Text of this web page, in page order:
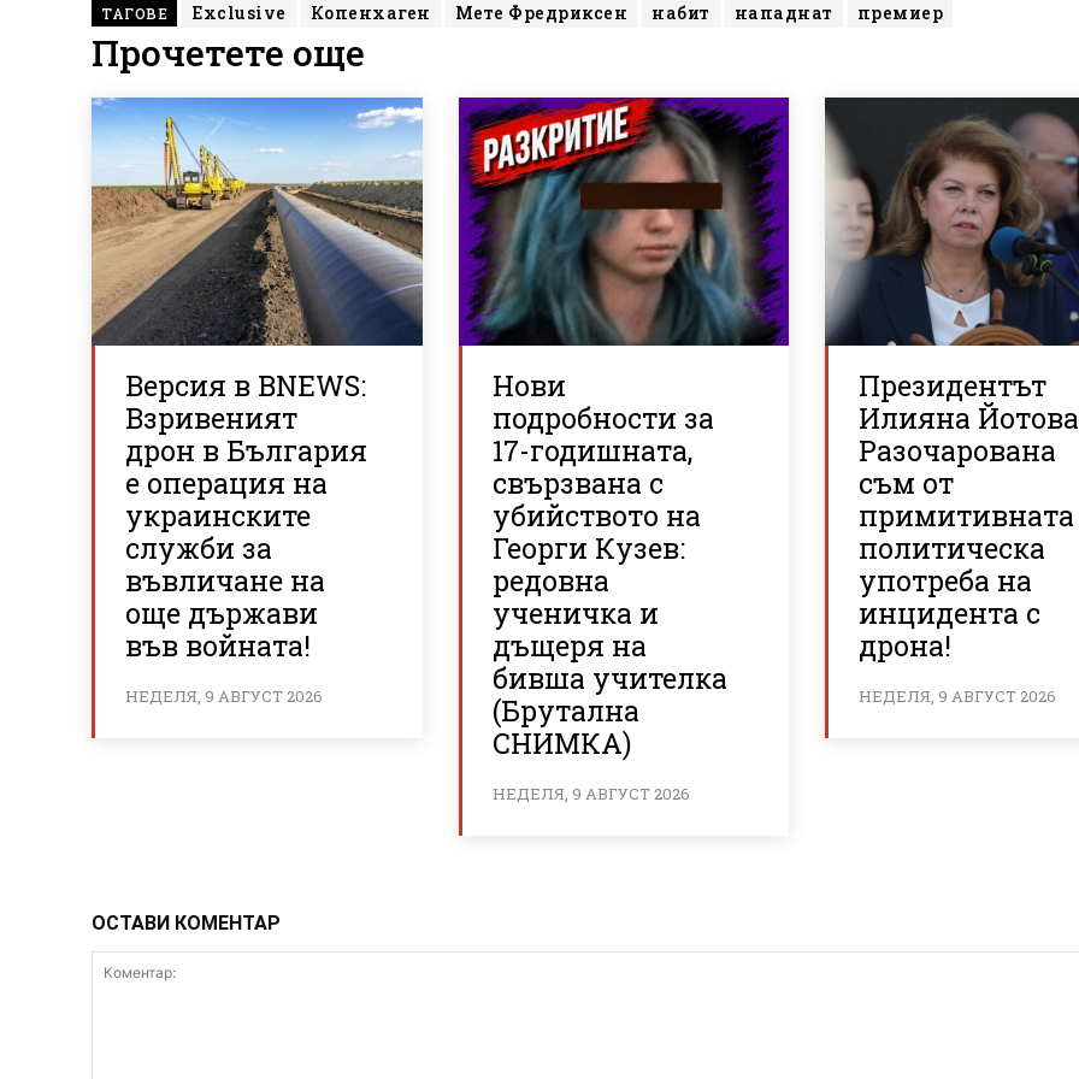
ТАГОВЕ Exclusive Копенхаген Мете Фредриксен набит нападнат премиер
Прочетете още
Версия в BNEWS:
Взривеният
дрон в България
е операция на
украинските
служби за
въвличане на
още държави
във войната!
НЕДЕЛЯ, 9 АВГУСТ 2026
Нови
подробности за
17-годишната,
свързвана с
убийството на
Георги Кузев:
редовна
ученичка и
дъщеря на
бивша учителка
(Брутална
СНИМКА)
НЕДЕЛЯ, 9 АВГУСТ 2026
Президентът
Илияна
Разочарована
съм от
примитивната
политическа
употреба на
инцидента с
дрона!
НЕДЕЛЯ, 9 АВГУСТ 2026
ОСТАВИ КОМЕНТАР